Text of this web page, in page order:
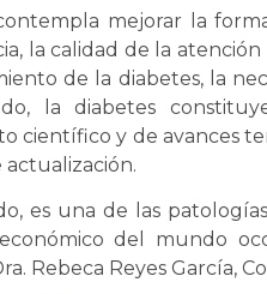
mejorar la
la calidad de la
de la diabetes, la
la diabetes
científico y de avances
es una de las
del mundo
Rebeca Reyes García,